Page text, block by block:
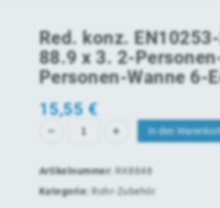
Red. konz.
88.9 x 3. 2-
Personen-Wanne 6-
15,55€
In den
Artikelnummer: RK8848
Kategorie: Rohr-Zubehör